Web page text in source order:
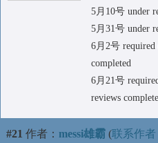
5月10号 under
5月31号 under
6月2号 required
completed
6月21号
reviews
#21 作者： messi雄霸 (联系作者